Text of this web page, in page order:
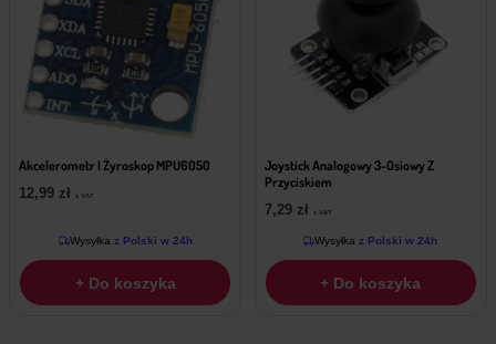
Akcelerometr I Żyroskop MPU6050
12,99 zł z VAT
Wysyłka z Polski w 24h
+ Do koszyka
Joystick Analogowy 3-Osiowy Z
Przyciskiem
7,29 zł z VAT
Wysyłka z Polski w 24h
+ Do koszyka